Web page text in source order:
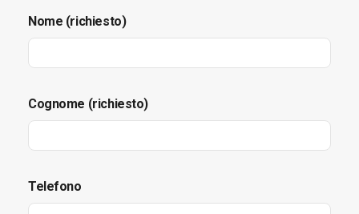
Nome (richiesto)
Cognome (richiesto)
Telefono